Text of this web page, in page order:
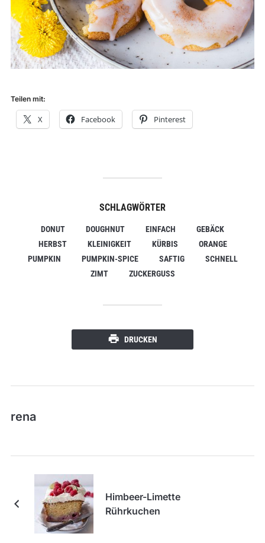
Teilen mit:
X Facebook Pinterest
SCHLAGWÖRTER
DONUT DOUGHNUT EINFACH
GEBÄCK
HERBST
KLEINIGKEIT KÜRBIS
ORANGE
PUMPKIN
PUMPKIN-SPICE SAFTIG
SCHNELL
ZIMT
ZUCKERGUSS
DRUCKEN
rena
Himbeer-Limette
Rührkuchen